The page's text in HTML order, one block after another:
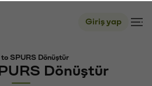
Giriş yap
SPURS Dönüştür
Dönüştür